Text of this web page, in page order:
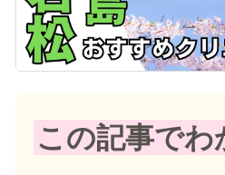
病気に関する記事
監修医師一覧
運営情報
運営会社／会社概要
この記事でわ